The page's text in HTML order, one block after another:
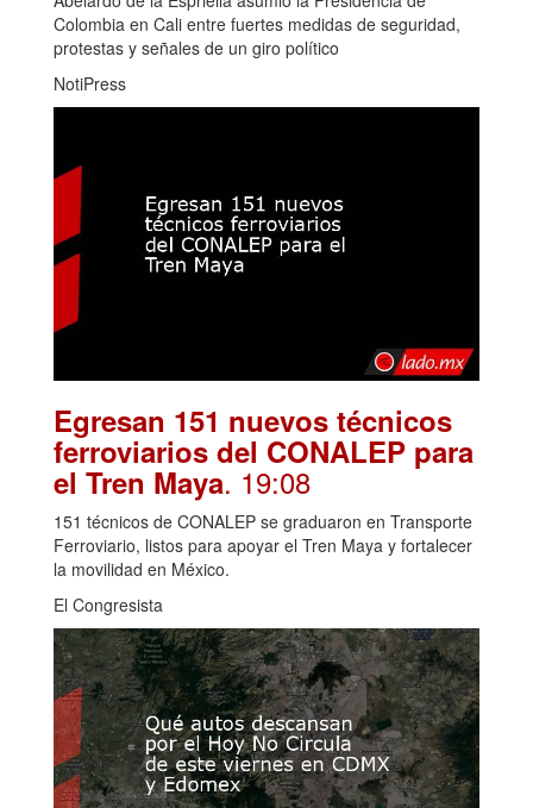
Colombia en Cali entre fuertes medidas de seguridad,
protestas y señales de un giro político
NotiPress
Egresan 151 nuevos técnicos
ferroviarios del CONALEP para
el Tren Maya. 19:08
151 técnicos de CONALEP se graduaron en Transporte
Ferroviario, listos para apoyar el Tren Maya y fortalecer
la movilidad en México.
El Congresista